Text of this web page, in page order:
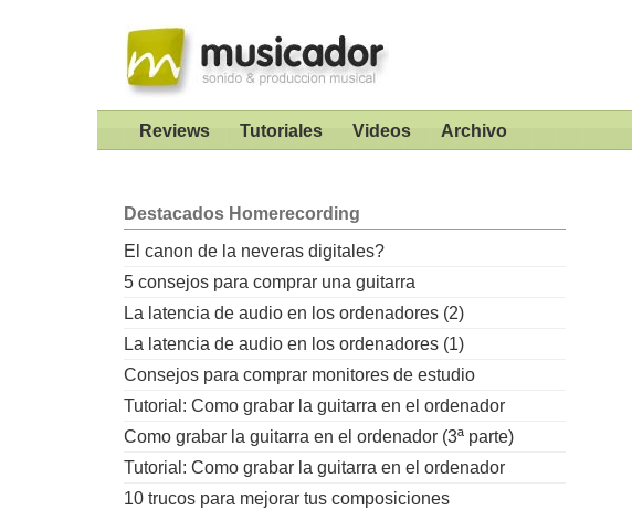
Reviews Tutoriales Videos Archivo
Destacados Homerecording
El canon de la neveras digitales?
5 consejos para comprar una guitarra
La latencia de audio en los ordenadores (2)
La latencia de audio en los ordenadores (1)
Consejos para comprar monitores de estudio
Tutorial: Como grabar la guitarra en el ordenador
Como grabar la guitarra en el ordenador (3ª parte)
Tutorial: Como grabar la guitarra en el ordenador
10 trucos para mejorar tus composiciones